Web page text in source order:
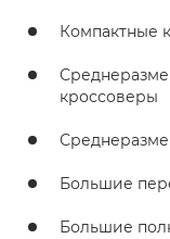
Компактные
кроссоверы
Большие
Большие